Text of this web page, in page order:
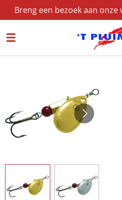
direct
naar
Breng een bezoek aan